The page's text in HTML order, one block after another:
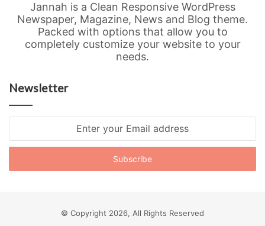
Jannah is a Clean Responsive WordPress
Newspaper, Magazine, News and Blog theme.
Packed with options that allow you to
completely customize your website to your
needs.
Newsletter
Email
© Copyright 2026, All Rights Reserved